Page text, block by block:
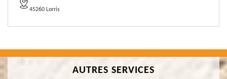
45260 Lorris
AUTRES SERVICES